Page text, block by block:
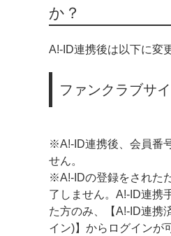
か？
A!-ID連携後は以下に変
ファンクラブサ
※A!-ID連携後、会員番
せん。
※A!-IDの登録をされた
了しません。A!-ID連携
た方のみ、【A!-ID連携
イン)】からログインが